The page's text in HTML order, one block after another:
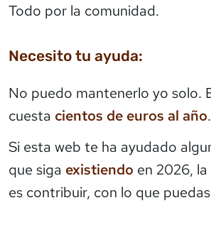
Todo por la comunidad.
Necesito tu ayuda:
No puedo mantenerlo yo solo.
cuesta cientos de euros al año.
Si esta web te ha ayudado
que siga existiendo en 2026,
es contribuir, con lo que